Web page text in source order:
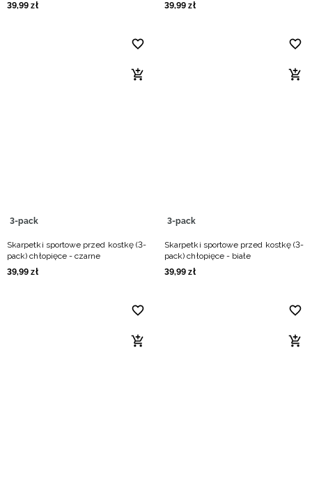
39,99 zł
39,99 zł
3-pack
Skarpetki sportowe przed kostkę (3-
pack) chłopięce - czarne
39,99 zł
3-pack
Skarpetki sportowe przed kostkę (3-
pack) chłopięce - białe
39,99 zł